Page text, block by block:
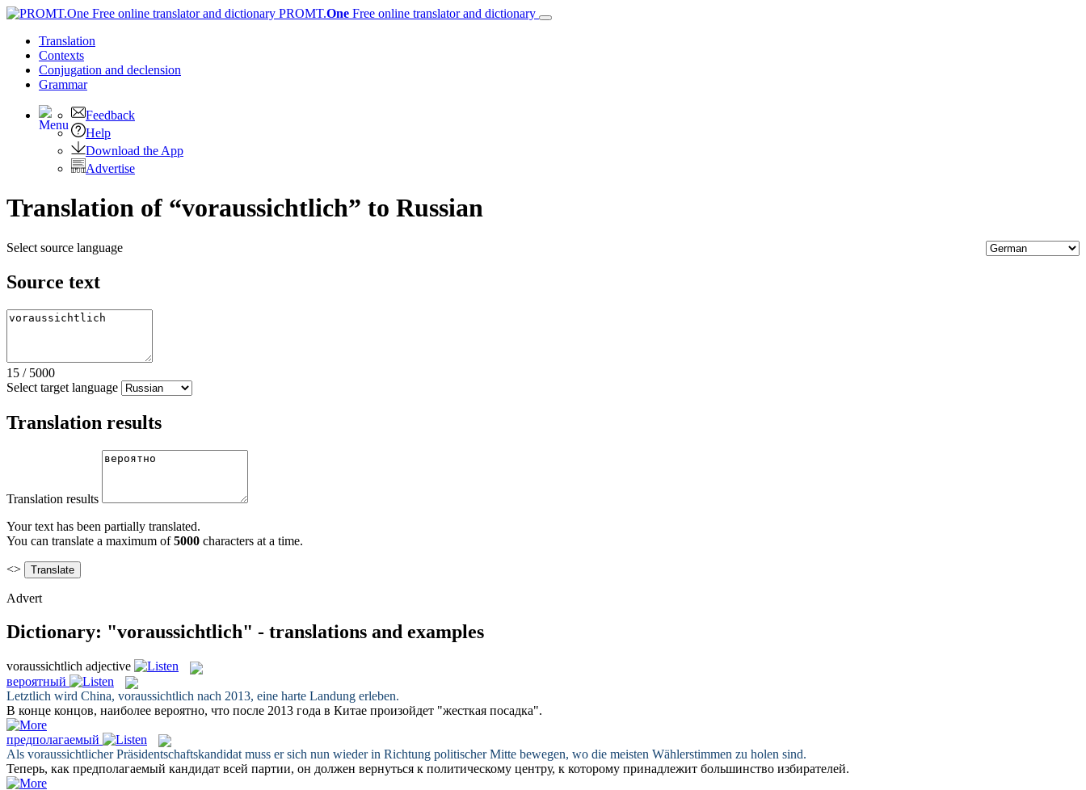
PROMT.One Free online translator and dictionary
Translation
Contexts
Conjugation and declension
Grammar
Feedback
Help
Download the App
Advertise
Translation of “voraussichtlich” to Russian
Select source language
Source text
15 / 5000
Select target language
Translation results
Translation results
Your text has been partially translated.
You can translate a maximum of5000 characters at a time.
<>
Advert
Dictionary: "voraussichtlich" - translations and examples
voraussichtlich adjective
вероятный
Letztlich wird China, voraussichtlich nach 2013, eine harte Landung erleben.
В конце концов, наиболее вероятно, что после 2013 года в Китае произойдет "жесткая посадка".
предполагаемый
Als voraussichtlicherPräsidentschaftskandidat muss er sich nun wieder in Richtung politischer Mitte bewegen, wo die meisten Wählerstimmen zu holen sind.
Теперь, как предполагаемый кандидат всей партии, он должен вернуться к политическому центру, к которому принадлежит большинство избирателей.